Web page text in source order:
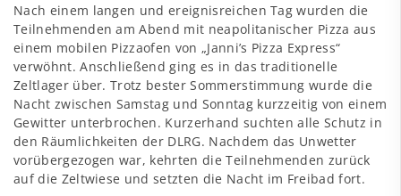
Nach einem langen und ereignisreichen Tag wurden die
Teilnehmenden am Abend mit neapolitanischer Pizza aus
einem mobilen Pizzaofen von „Janni’s Pizza Express“
verwöhnt. Anschließend ging es in das traditionelle
Zeltlager über. Trotz bester Sommerstimmung wurde die
Nacht zwischen Samstag und Sonntag kurzzeitig von einem
Gewitter unterbrochen. Kurzerhand suchten alle Schutz in
den Räumlichkeiten der DLRG. Nachdem das Unwetter
vorübergezogen war, kehrten die Teilnehmenden zurück
auf die Zeltwiese und setzten die Nacht im Freibad fort.